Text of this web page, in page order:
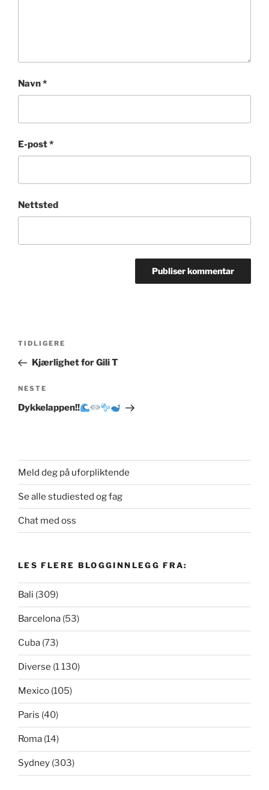
Navn*
E-post*
Nettsted
Innleggsnavigasjon
Forrige
innlegg
TIDLIGERE
Kjærlighet for Gili T
Neste
innlegg
NESTE
Dykkelappen!!
Meld deg på uforpliktende
Se alle studiested og fag
Chat med oss
LES FLERE BLOGGINNLEGG FRA:
Bali (309)
Barcelona (53)
Cuba (73)
Diverse (1 130)
Mexico (105)
Paris (40)
Roma (14)
Sydney (303)